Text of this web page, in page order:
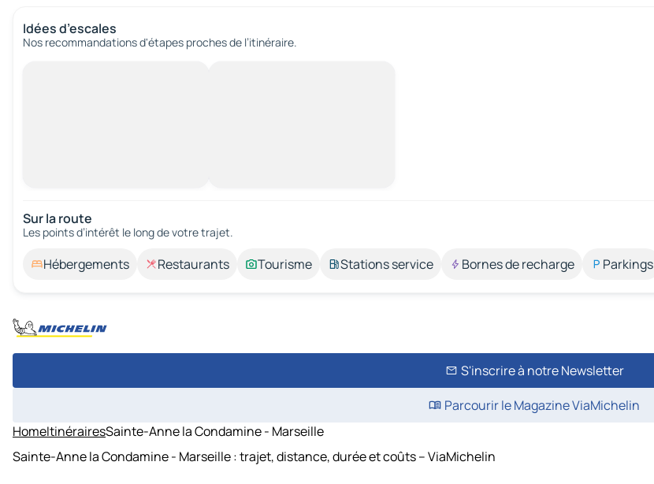
Idées d’escales
Nos recommandations d'étapes proches de l’itinéraire.
Sur la route
Les points d’intérêt le long de votre trajet.
Hébergements Restaurants Tourisme Stations service Bornes de recharge Parkings
S'inscrire à notre Newsletter
Parcourir le Magazine ViaMichelin
HomeItinérairesSainte-Anne la Condamine - Marseille
Sainte-Anne la Condamine - Marseille : trajet, distance, durée et coûts – ViaMichelin